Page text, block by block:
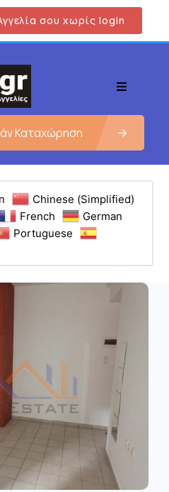
σου χωρίς login
Καταχώρηση
Chinese (Simplified)
French
German
Portuguese